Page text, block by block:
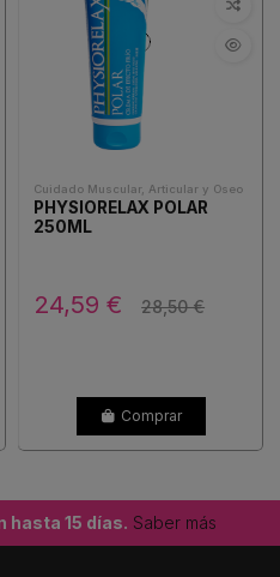
Cuidado Muscular, Articular y Oseo
PHYSIORELAX POLAR
250ML
24,59 € 28,50 €
Comprar
hasta 15 días. Saber más